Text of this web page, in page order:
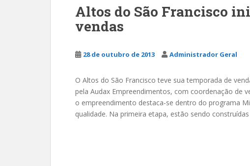
Altos do São Francisco
vendas
28 de outubro de 2013 Administrador Geral
O Altos do São Francisco teve sua temporada de
pela Audax Empreendimentos, com coordenação de
o empreendimento destaca-se dentro do programa
qualidade. Na primeira etapa, estão sendo